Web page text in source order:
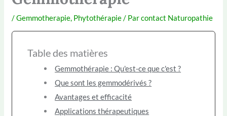
/Gemmotherapie Phytothérapie / Parcontact Naturopathie
Table des matières
Gemmothérapie : Qu'est-ce que c'est ?
Que sont les gemmodérivés ?
Avantages et efficacité
Applications thérapeutiques